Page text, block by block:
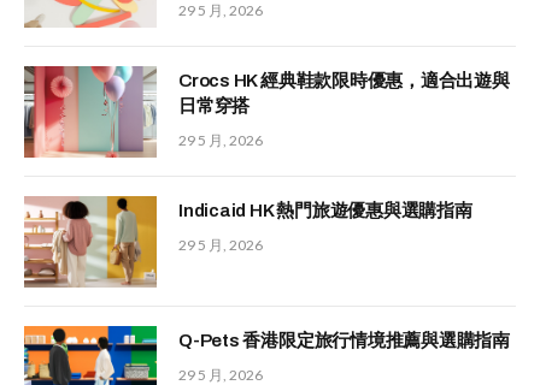
29 5 月, 2026
Crocs HK 經典鞋款限時優惠，適合出遊與
日常穿搭
29 5 月, 2026
Indicaid HK 熱門旅遊優惠與選購指南
29 5 月, 2026
Q-Pets 香港限定旅行情境推薦與選購指南
29 5 月, 2026